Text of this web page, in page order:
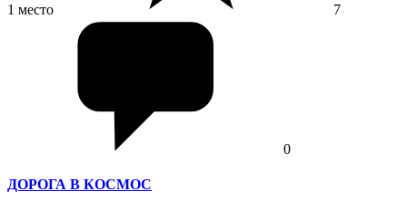
1 место 7
0
ДОРОГА В КОСМОС